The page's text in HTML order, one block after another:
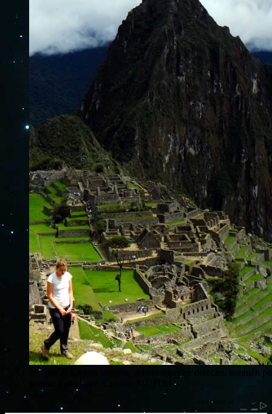
Imagen 2. En esta imagen, al lado superior derecho, también
similar a una nave. Crédito: MUFON